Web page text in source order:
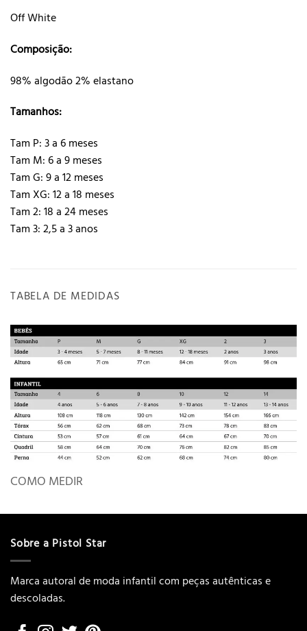
Off White
Composição:
98% algodão 2% elastano
Tamanhos:
Tam P: 3 a 6 meses
Tam M: 6 a 9 meses
Tam G: 9 a 12 meses
Tam XG: 12 a 18 meses
Tam 2: 18 a 24 meses
Tam 3: 2,5 a 3 anos
TABELA DE MEDIDAS
COMO MEDIR
Sobre a Pistol Star
Marca autoral de moda infantil com peças autênticas e
descoladas.